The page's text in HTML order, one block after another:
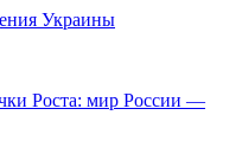
Украины
Роста: мир России —